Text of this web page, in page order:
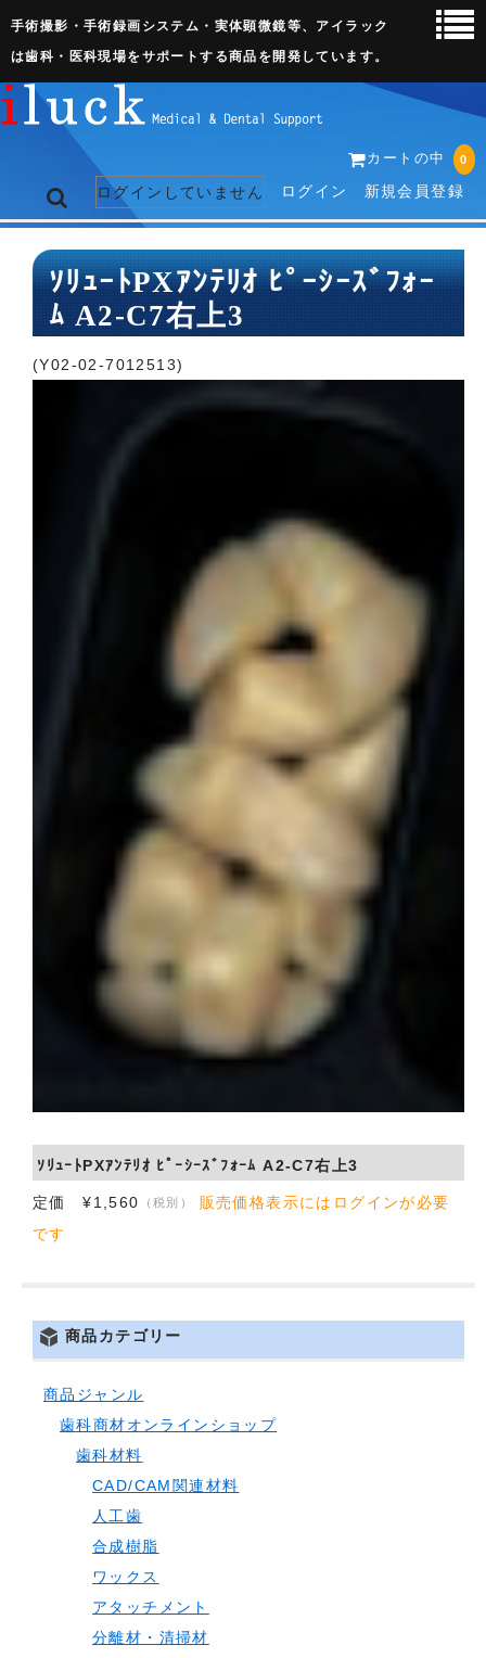
手術撮影・手術録画システム・実体顕微鏡等、アイラック
は歯科・医科現場をサポートする商品を開発しています。
カートの中 0
ログインしていません ログイン 新規会員登録
トップページ
ネット販売ページ
歯科関連機器
ｿﾘｭｰﾄPXｱﾝﾃﾘｵ ﾋﾟｰｼｰｽﾞﾌｫｰ
ﾑ A2-C7右上3
(Y02-02-7012513)
ｿﾘｭｰﾄPXｱﾝﾃﾘｵ ﾋﾟｰｼｰｽﾞﾌｫｰﾑ A2-C7右上3
定価 ¥1,560 （税別）
販売価格表示にはログインが必要
です
商品カテゴリー
商品ジャンル
歯科商材オンラインショップ
歯科材料
CAD/CAM関連材料
人工歯
合成樹脂
ワックス
アタッチメント
分離材・清掃材